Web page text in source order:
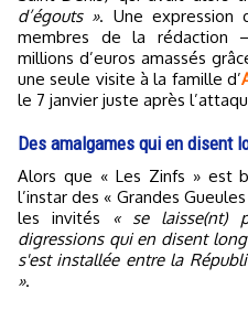
d’égouts ». Une expression
membres de la rédaction
millions d’euros amassés
une seule visite à la famille d’
le 7 janvier juste après
Des amalgames qui en disent
Alors que « Les Zinfs » est bien une émission de débat à
l’instar des « Grandes Gueules
les invités « se laisse(nt)
digressions qui en disent
s'est installée entre la
».